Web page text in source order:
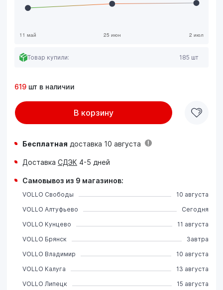
Товар купили: 185 шт
619 шт в наличии
В корзину
Бесплатная доставка 10 августа
Доставка СДЭК 4-5 дней
Самовывоз из 9 магазинов:
VOLLO Свободы
10 августа
VOLLO Алтуфьево
Сегодня
VOLLO Кунцево
11 августа
VOLLO Брянск
Завтра
VOLLO Владимир
10 августа
VOLLO Калуга
13 августа
VOLLO Липецк
15 августа